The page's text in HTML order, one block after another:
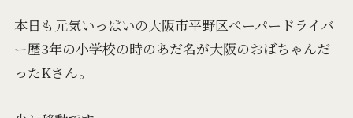
本日も元気いっぱいの大阪市平野区ペーパードライバ
ー歴3年の小学校の時のあだ名が大阪のおばちゃんだ
ったKさん。